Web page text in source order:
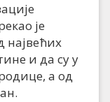
је
највећих
и да су у
а од